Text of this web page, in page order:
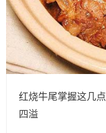
红烧牛尾掌握这几
四溢